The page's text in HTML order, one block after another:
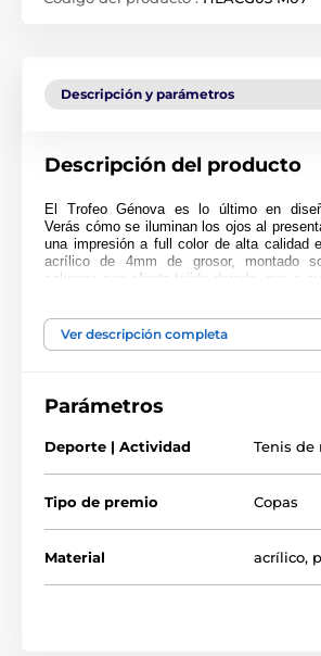
Descripción y parámetros
Descripción del producto
El Trofeo Génova es lo último en
Verás cómo se iluminan los ojos al
una impresión a full color de alta calidad
acrílico de 4mm de grosor, montado
columna con efecto tejido dorado, que a
Disponible en 3 impresionantes tamaños.
incluye una placa autoadhesiva grabada
Ver descripción completa
Parámetros
Deporte | Actividad Tenis de
Tipo de premio Copas
Material acrílico,